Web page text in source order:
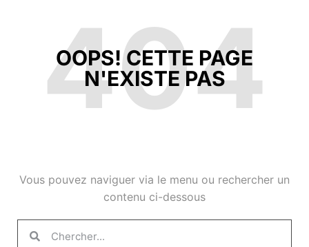
404
OOPS! CETTE PAGE
N'EXISTE PAS
Vous pouvez naviguer via le menu ou rechercher un
contenu ci-dessous